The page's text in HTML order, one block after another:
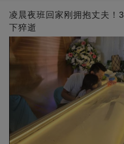
凌晨夜班回家刚拥抱丈夫！
下猝逝